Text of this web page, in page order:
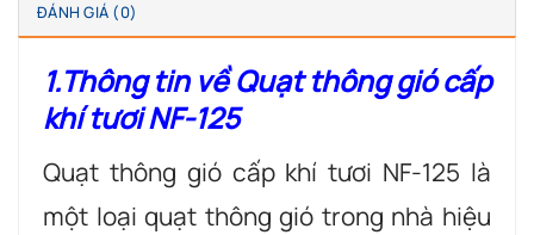
ĐÁNH GIÁ (0)
1.Thông tin về Quạt thông gió cấp
khí tươi NF-125
Quạt thông gió cấp khí tươi NF-125 là
một loại quạt thông gió trong nhà hiệu